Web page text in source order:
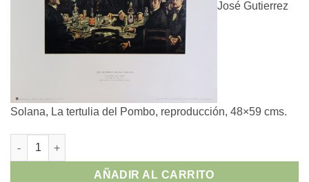
José Gutierrez
Solana, La tertulia del Pombo, reproducción, 48×59 cms.
José Gutierrez Solana - "La tertulia del Pombo" cantidad
AÑADIR AL CARRITO